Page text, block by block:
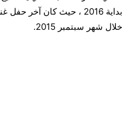
بداية 2016 ، حيث كان
خلال شهر سبتمبر 2015.